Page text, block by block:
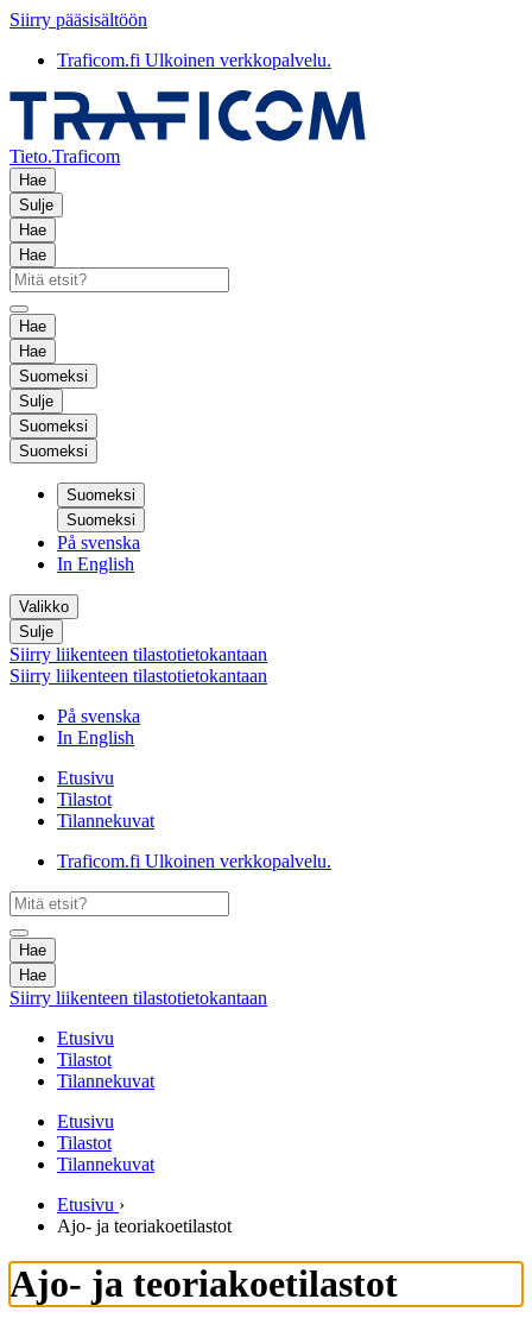
Siirry pääsisältöön
Traficom.fi Ulkoinen verkkopalvelu.
Tieto.Traficom
Hae
Sulje
Hae
Hae
Hae
Hae
Suomeksi
Sulje
Suomeksi
Suomeksi
Suomeksi
Suomeksi
På svenska
In English
Valikko
Sulje
Siirry liikenteen tilastotietokantaan
Siirry liikenteen tilastotietokantaan
På svenska
In English
Etusivu
Tilastot
Tilannekuvat
Traficom.fi Ulkoinen verkkopalvelu.
Hae
Hae
Siirry liikenteen tilastotietokantaan
Etusivu
Tilastot
Tilannekuvat
Etusivu
Tilastot
Tilannekuvat
Etusivu ›
Ajo- ja teoriakoetilastot
Ajo- ja teoriakoetilastot